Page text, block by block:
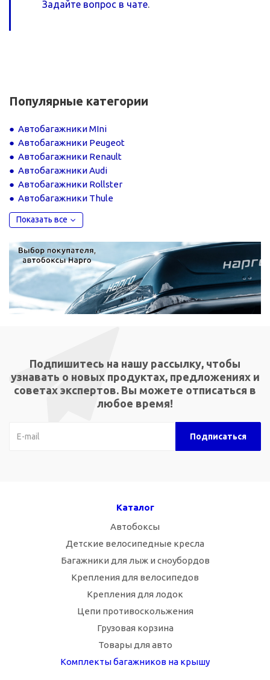
Задайте вопрос в чате.
Популярные категории
Автобагажники MIni
Автобагажники Peugeot
Автобагажники Renault
Автобагажники Audi
Автобагажники Rollster
Автобагажники Thule
Показать все
Подпишитесь на нашу рассылку, чтобы
узнавать о новых продуктах, предложениях и
советах экспертов. Вы можете отписаться в
любое время!
Каталог
Автобоксы
Детские велосипедные кресла
Багажники для лыж и сноубордов
Крепления для велосипедов
Крепления для лодок
Цепи противоскольжения
Грузовая корзина
Товары для авто
Комплекты багажников на крышу